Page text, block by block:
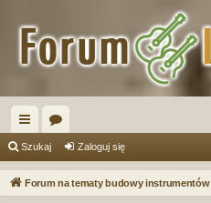
ię
ce
or
a
Szukaj Zaloguj się
Forum na tematy budowy instrumentów